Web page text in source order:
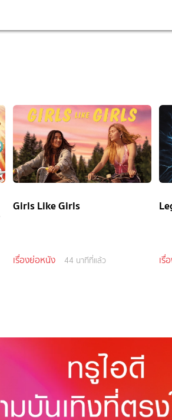
Girls Like Girls
เรื่องย่อหนัง 44 นาทีที่แล้ว เรื่